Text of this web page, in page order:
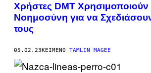
Χρήστες DMT Χρησιμοποιούν
Νοημοσύνη για να
τους
05.02.23ΚΕΊΜΕΝΟ TAMLIN MAGEE